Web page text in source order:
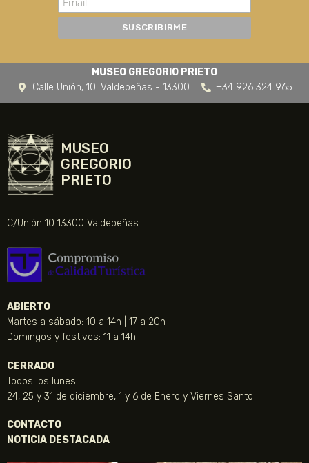
MUSEO GREGORIO PRIETO
Calle Unión, 10. Valdepeñas - 13300
+34 926 324 965
MUSEO
GREGORIO
PRIETO
C/Unión 10 13300 Valdepeñas
ABIERTO
Martes a sábado: 10 a 14h | 17 a 20h
Domingos y festivos: 11 a 14h
CERRADO
Todos los lunes
24, 25 y 31 de diciembre, 1 y 6 de Enero y Viernes Santo
CONTACTO
NOTICIA DESTACADA